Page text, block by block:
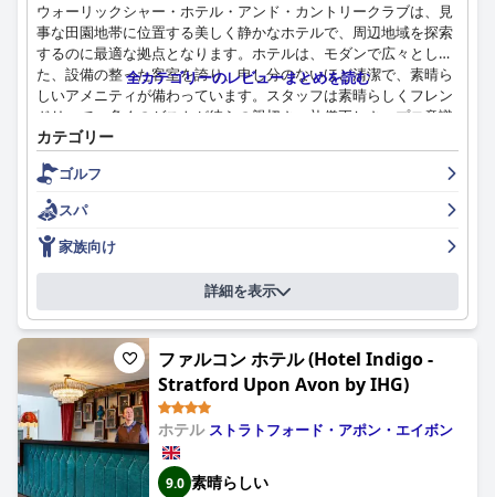
ウォーリックシャー・ホテル・アンド・カントリークラブは、見
事な田園地帯に位置する美しく静かなホテルで、周辺地域を探索
するのに最適な拠点となります。ホテルは、モダンで広々とし
た、設備の整った客室を誇り、申し分のないほど清潔で、素晴ら
しいアメニティが備わっています。スタッフは素晴らしくフレン
ドリーで、多くのゲストが彼らの親切さ、礼儀正しさ、プロ意識
を称賛しています。ホテルはスパでの休暇に最適な施設を提供し
ており、複数のゲストがスイミングプールとサウナを称賛してい
ます。ゴルフ愛好家のために、ホテルの広大な敷地には美しいゴ
ルフコースがあり、ゲストに素晴らしい景色とリラックスした雰
囲気を提供しています。ただし、朝食と夕食の体験についてはゲ
ストの意見が異なり、品質や限られたメニューオプションが貧弱
であると感じる人もいます。駐車場はしばしば混雑し、ホテルゲ
ストよりもクラブメンバーを優先しているように見えることがあ
ります。全体として、ウォーリックシャー・ホテル・アンド・カ
ントリークラブは、美しいロケーションで平和でリラックスした
滞在を求めている人に最適な選択肢です。
全カテゴリーのレビューまとめを読む
カテゴリー
ゴルフ
スパ
家族向け
詳細を表示
ファルコン ホテル (Hotel Indigo -
Stratford Upon Avon by IHG)
ホテル ストラトフォード・アポン・エイボン
9.0 素晴らしい